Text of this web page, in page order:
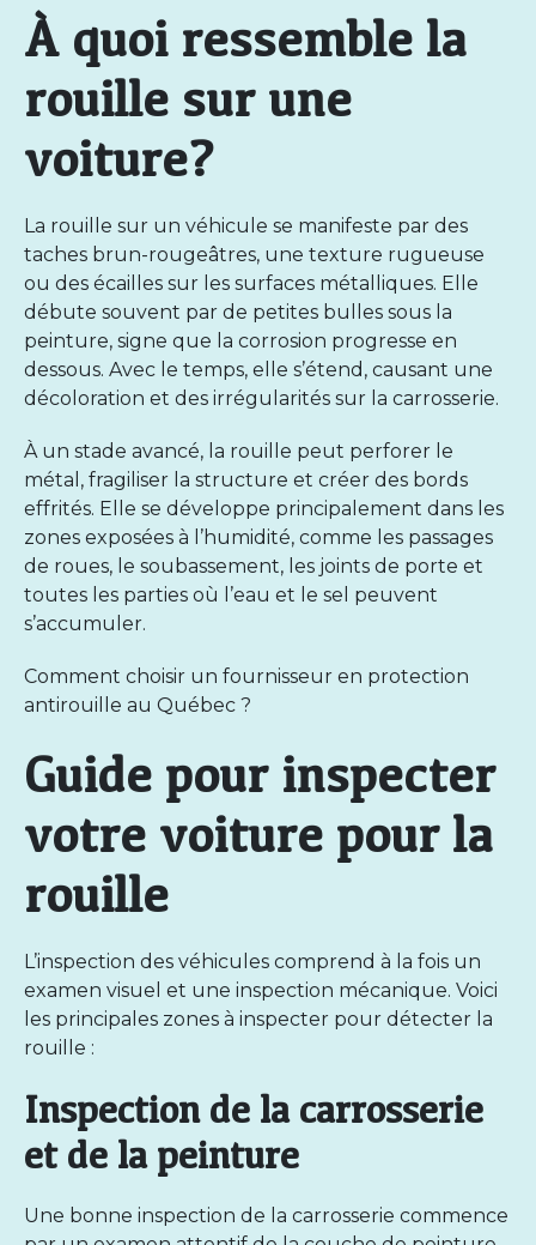
À quoi ressemble la
rouille sur une
voiture?
La rouille sur un véhicule se manifeste par des
taches brun-rougeâtres, une texture rugueuse
ou des écailles sur les surfaces métalliques. Elle
débute souvent par de petites bulles sous la
peinture, signe que la corrosion progresse en
dessous. Avec le temps, elle s’étend, causant une
décoloration et des irrégularités sur la carrosserie.
À un stade avancé, la rouille peut perforer le
métal, fragiliser la structure et créer des bords
effrités. Elle se développe principalement dans les
zones exposées à l’humidité, comme les passages
de roues, le soubassement, les joints de porte et
toutes les parties où l’eau et le sel peuvent
s’accumuler.
Comment choisir un fournisseur en protection
antirouille au Québec ?
Guide pour inspecter
votre voiture pour la
rouille
L’inspection des véhicules comprend à la fois un
examen visuel et une inspection mécanique. Voici
les principales zones à inspecter pour détecter la
rouille :
Inspection de la carrosserie
et de la peinture
Une bonne inspection de la carrosserie commence